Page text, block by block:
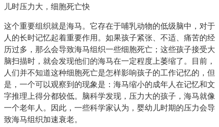
儿时压力大，细胞死亡快
这个重要组织就是海马。它存在于哺乳动物的低级脑中，对于
人的长时记忆起着重要作用。如果孩子紧张、不适、痛苦的经
历过多，那么会导致海马组织一些细胞死亡；这些孩子接受大
脑扫描时，就会发现他们的海马在一定程度上萎缩了。目前，
人们并不知道这种细胞死亡是怎样影响孩子的工作记忆的，但
是，一个可以观察到的现象是：海马缩小的成年人在记忆和文
字推理上得分都较低。脑科学发现，压力大的孩子，海马就像
一个老年人。因此，一些科学家认为，婴幼儿时期的压力会导
致海马组织加速衰老。